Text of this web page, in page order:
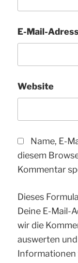
E-Mail-
Website
Name, E-
diesem
Kommentar
Dieses
Deine E-Mail-
wir die
auswerten
Informationen